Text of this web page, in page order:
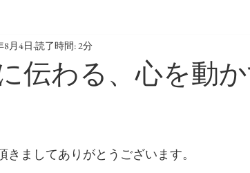
伝わる、心を動
8月4日 読了時間: 2分
きましてありがとうございます。